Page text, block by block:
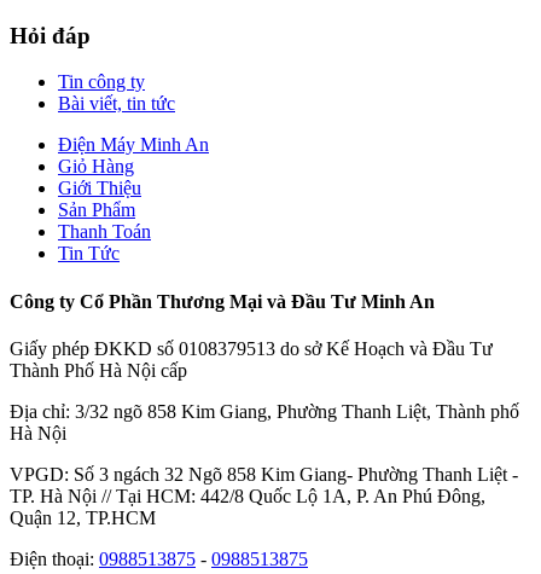
Hỏi đáp
Tin công ty
Bài viết, tin tức
Điện Máy Minh An
Giỏ Hàng
Giới Thiệu
Sản Phẩm
Thanh Toán
Tin Tức
Công ty Cổ Phần Thương Mại và Đầu Tư Minh An
Giấy phép ĐKKD số 0108379513 do sở Kế Hoạch và Đầu Tư
Thành Phố Hà Nội cấp
Địa chỉ: 3/32 ngõ 858 Kim Giang, Phường Thanh Liệt, Thành phố
Hà Nội
VPGD: Số 3 ngách 32 Ngõ 858 Kim Giang- Phường Thanh Liệt -
TP. Hà Nội // Tại HCM: 442/8 Quốc Lộ 1A, P. An Phú Đông,
Quận 12, TP.HCM
Điện thoại: 0988513875 - 0988513875